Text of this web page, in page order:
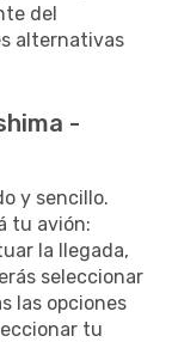
del
alternativas
-
y sencillo.
tu avión:
la llegada,
seleccionar
las opciones
tu